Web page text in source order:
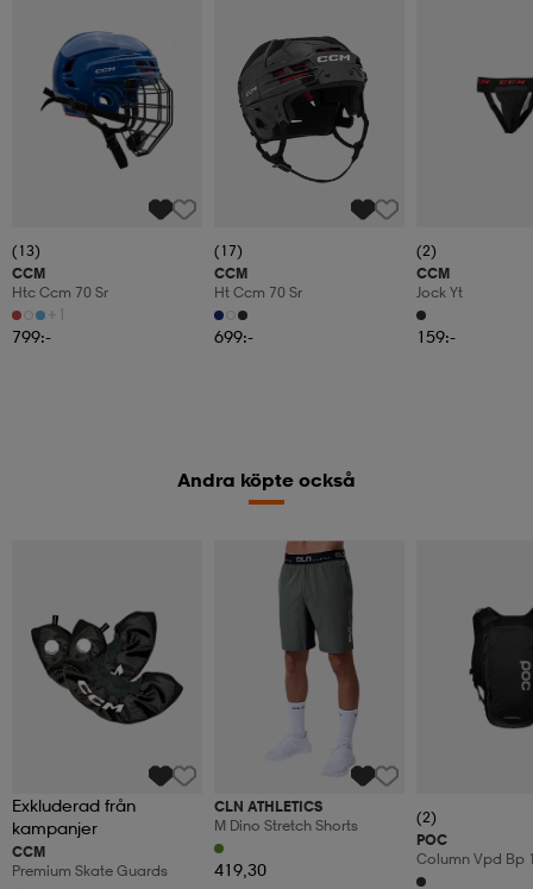
(13)
CCM
Htc Ccm 70 Sr
+1
799:-
(17)
CCM
Ht Ccm 70 Sr
699:-
(2)
CCM
Jock Yt
159:-
Andra köpte också
Exkluderad från
kampanjer
CCM
Premium Skate Guards
CLN ATHLETICS
M Dino Stretch Shorts
419,30
(2)
POC
Column Vpd Bp